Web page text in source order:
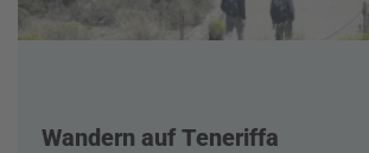
Wandern auf Teneriffa